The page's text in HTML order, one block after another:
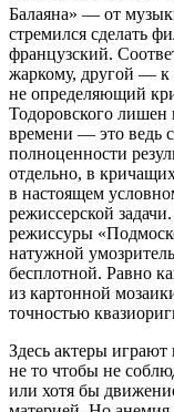
Балаяна» — от
стремился сделать
французский.
жаркому, другой — к
не определяющий
Тодоровского лишен
времени — это ведь
полноценности
отдельно, в
в настоящем
режиссерской
режиссуры
натужной
бесплотной. Равно
из картонной
точностью
Здесь актеры
не то чтобы не
или хотя бы